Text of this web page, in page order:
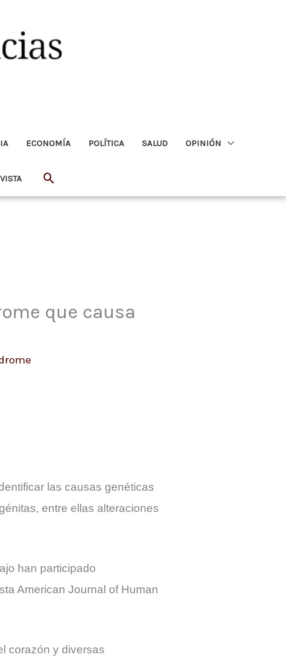
ECONOMÍA POLÍTICA SALUD OPINIÓN
Buscar
que causa
las causas genéticas
entre ellas alteraciones
han participado
American Journal of Human
corazón y diversas